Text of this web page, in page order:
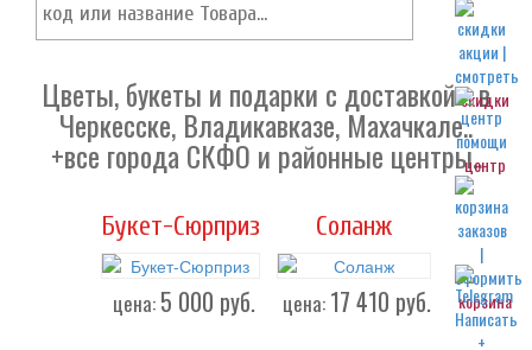
скидки
центр
корзина
Цветы, букеты и подарки с доставкой - в
Черкесске, Владикавказе, Махачкале..
+все города СКФО и районные центры..
Букет-Сюрприз
цена: 5 000 руб.
Соланж
цена: 17 410 руб.